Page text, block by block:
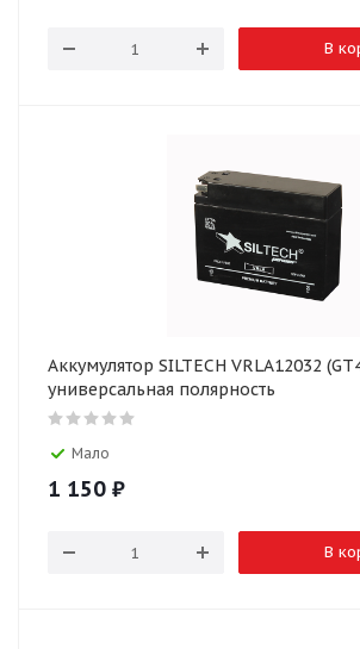
В
Аккумулятор SILTECH VRLA12032
универсальная полярность
Мало
1 150 ₽
В